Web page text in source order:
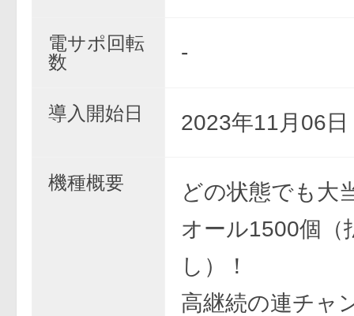
電サポ回転
数
-
導入開始日 2023年11月06日
機種概要
どの状態でも大
オール1500個（
し）！
高継続の連チャ